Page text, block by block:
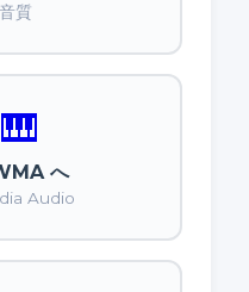
質
🎹
へ
Audio